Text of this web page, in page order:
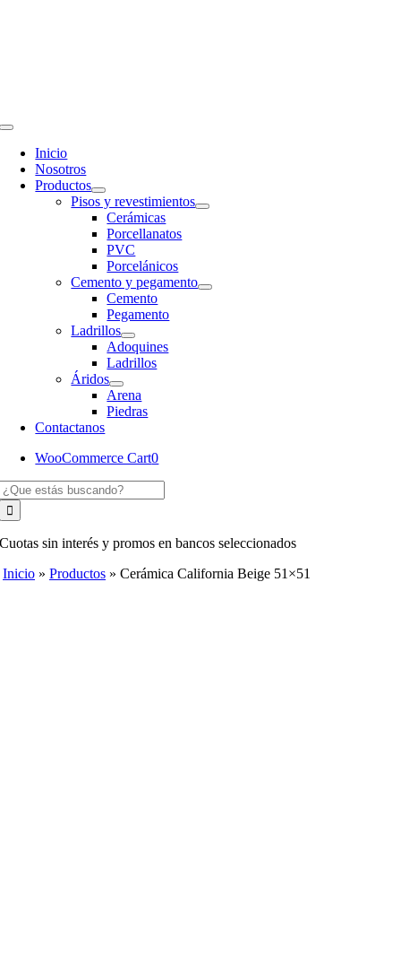
Toggle
Navigation
Inicio
Nosotros
Productos
Pisos y revestimientos
Cerámicas
Porcellanatos
PVC
Porcelánicos
Cemento y pegamento
Cemento
Pegamento
Ladrillos
Adoquines
Ladrillos
Áridos
Arena
Piedras
Contactanos
WooCommerce Cart0
Cuotas sin interés y promos en bancos seleccionados
Inicio » Productos » Cerámica California Beige 51×51